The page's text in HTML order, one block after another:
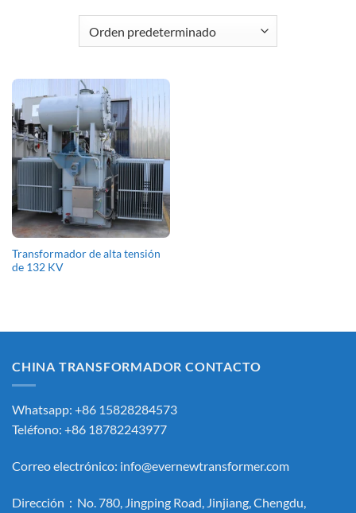
Transformador de alta tensión
de 132 KV
CHINA TRANSFORMADOR CONTACTO
Whatsapp: +86 15828284573
Teléfono: +86 18782243977
Correo electrónico: info@evernewtransformer.com
Dirección：No. 780, Jingping Road, Jinjiang, Chengdu,